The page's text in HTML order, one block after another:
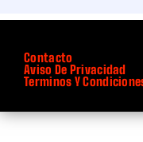
Contacto
Aviso De Privacidad
Terminos Y